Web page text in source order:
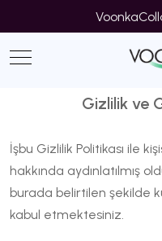
Gizlilik ve
İşbu Gizlilik Politikası ile
hakkında aydınlatılmış
burada belirtilen şekilde
kabul etmektesiniz.